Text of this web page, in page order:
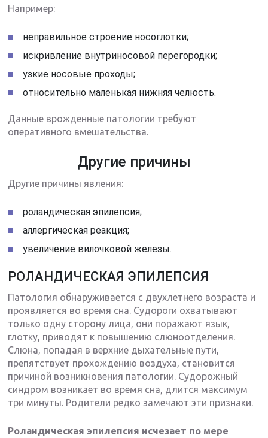
Например:
неправильное строение носоглотки;
искривление внутриносовой перегородки;
узкие носовые проходы;
относительно маленькая нижняя челюсть.
Данные врожденные патологии требуют
оперативного вмешательства.
Другие причины
Другие причины явления:
роландическая эпилепсия;
аллергическая реакция;
увеличение вилочковой железы.
РОЛАНДИЧЕСКАЯ ЭПИЛЕПСИЯ
Патология обнаруживается с двухлетнего возраста и
проявляется во время сна. Судороги охватывают
только одну сторону лица, они поражают язык,
глотку, приводят к повышению слюноотделения.
Слюна, попадая в верхние дыхательные пути,
препятствует прохождению воздуха, становится
причиной возникновения патологии. Судорожный
синдром возникает во время сна, длится максимум
три минуты. Родители редко замечают эти признаки.
Роландическая эпилепсия исчезает по мере